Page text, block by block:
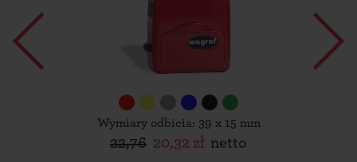
Wymiary odbicia: 39 x 15 mm
22,76 20,32 zł netto